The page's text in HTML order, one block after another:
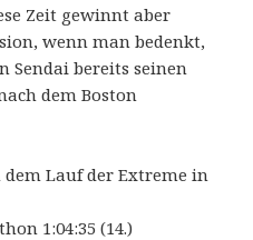
Zeit gewinnt aber
wenn man bedenkt,
Sendai bereits seinen
dem Boston
Lauf der Extreme in
1:04:35 (14.)